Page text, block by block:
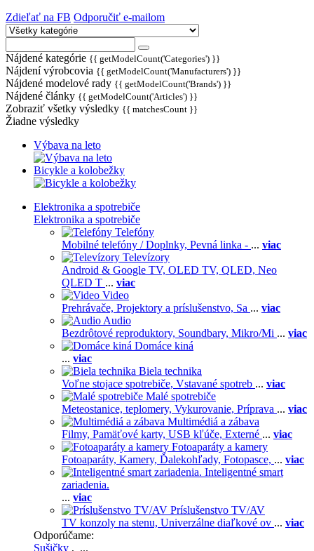
Zdieľať na FB Odporučiť e-mailom
Nájdené kategórie {{ getModelCount('Categories') }}
Nájdení výrobcovia {{ getModelCount('Manufacturers') }}
Nájdené modelové rady {{ getModelCount('Brands') }}
Nájdené články {{ getModelCount('Articles') }}
Zobraziť všetky výsledky {{ matchesCount }}
Žiadne výsledky
Výbava na leto
Bicykle a kolobežky
Elektronika a spotrebiče
Elektronika a spotrebiče
Telefóny
Mobilné telefóny / Doplnky, Pevná linka - ... viac
Televízory
Android & Google TV, OLED TV, QLED, Neo
QLED T ... viac
Video
Prehrávače, Projektory a príslušenstvo, Sa ... viac
Audio
Bezdrôtové reproduktory, Soundbary, Mikro/Mi ... viac
Domáce kiná
... viac
Biela technika
Voľne stojace spotrebiče, Vstavané spotreb ... viac
Malé spotrebiče
Meteostanice, teplomery, Vykurovanie, Príprava ... viac
Multimédiá a zábava
Filmy, Pamäťové karty, USB kľúče, Externé ... viac
Fotoaparáty a kamery
Fotoaparáty, Kamery, Ďalekohľady, Fotopasce, ... viac
Inteligentné smart
zariadenia.
... viac
Príslušenstvo TV/AV
TV konzoly na stenu, Univerzálne diaľkové ov ... viac
Odporúčame:
Sušičky , ...